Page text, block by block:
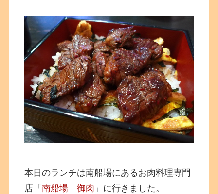
本日のランチは南船場にあるお肉料理専門
店「南船場 御肉 」に行きました。